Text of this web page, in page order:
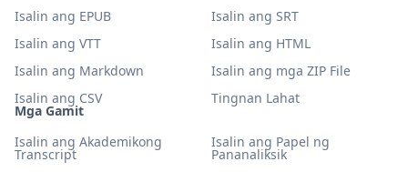
Mga Gamit
Isalin ang Akademikong
Transcript
Isalin ang Papel ng
Pananaliksik
Isalin ang EPUB
Isalin ang SRT
Isalin ang VTT
Isalin ang HTML
Isalin ang Markdown
Isalin ang mga ZIP File
Isalin ang CSV
Tingnan Lahat